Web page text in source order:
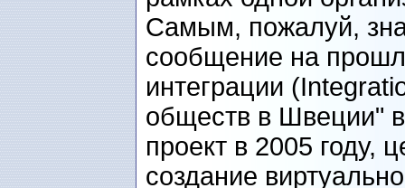
Самым, пожалуй,
сообщение на
интеграции
обществ в Швеции"
проект в 2005 году,
создание